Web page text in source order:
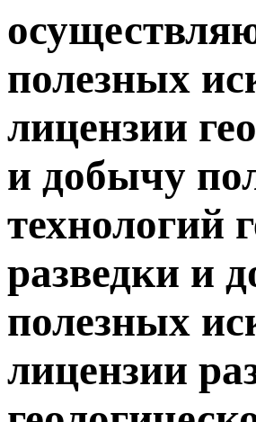
полезных
лицензии
и добычу
технологий
разведки и
полезных
лицензии